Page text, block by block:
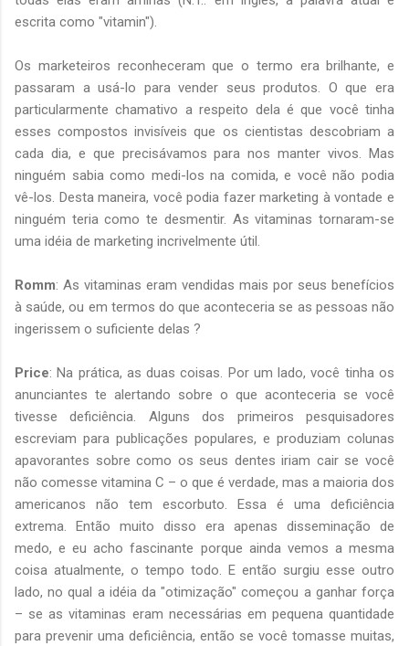
escrita como "vitamin").
Os marketeiros reconheceram que o termo era brilhante, e
passaram a usá-lo para vender seus produtos. O que era
particularmente chamativo a respeito dela é que você tinha
esses compostos invisíveis que os cientistas descobriam a
cada dia, e que precisávamos para nos manter vivos. Mas
ninguém sabia como medi-los na comida, e você não podia
vê-los. Desta maneira, você podia fazer marketing à vontade e
ninguém teria como te desmentir. As vitaminas tornaram-se
uma idéia de marketing incrivelmente útil.
Romm: As vitaminas eram vendidas mais por seus benefícios
à saúde, ou em termos do que aconteceria se as pessoas não
ingerissem o suficiente delas ?
Price: Na prática, as duas coisas. Por um lado, você tinha os
anunciantes te alertando sobre o que aconteceria se você
tivesse deficiência. Alguns dos primeiros pesquisadores
escreviam para publicações populares, e produziam colunas
apavorantes sobre como os seus dentes iriam cair se você
não comesse vitamina C – o que é verdade, mas a maioria dos
americanos não tem escorbuto. Essa é uma deficiência
extrema. Então muito disso era apenas disseminação de
medo, e eu acho fascinante porque ainda vemos a mesma
coisa atualmente, o tempo todo. E então surgiu esse outro
lado, no qual a idéia da "otimização" começou a ganhar força
– se as vitaminas eram necessárias em pequena quantidade
para prevenir uma deficiência, então se você tomasse muitas,